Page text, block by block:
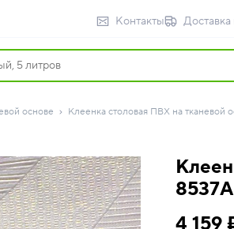
Контакты Доставка
основе Клеенка столовая ПВХ на тканевой
8537A
4 159